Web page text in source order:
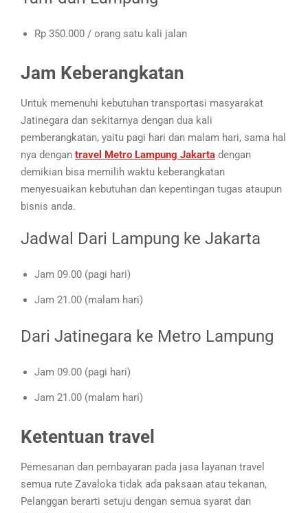
Rp 350.000 / orang satu kali jalan
Jam Keberangkatan
Untuk memenuhi kebutuhan transportasi masyarakat
Jatinegara dan sekitarnya dengan dua kali
pemberangkatan, yaitu pagi hari dan malam hari, sama hal
nya dengan travel Metro Lampung Jakarta dengan
demikian bisa memilih waktu keberangkatan
menyesuaikan kebutuhan dan kepentingan tugas ataupun
bisnis anda.
Jadwal Dari Lampung ke Jakarta
Jam 09.00 (pagi hari)
Jam 21.00 (malam hari)
Dari Jatinegara ke Metro Lampung
Jam 09.00 (pagi hari)
Jam 21.00 (malam hari)
Ketentuan travel
Pemesanan dan pembayaran pada jasa layanan travel
semua rute Zavaloka tidak ada paksaan atau tekanan,
Pelanggan berarti setuju dengan semua syarat dan